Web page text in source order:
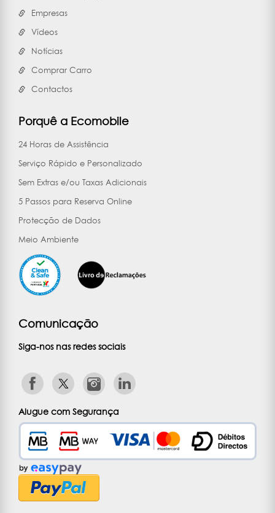
Empresas
Vídeos
Notícias
Comprar Carro
Contactos
Porquê a Ecomobile
24 Horas de Assistência
Serviço Rápido e Personalizado
Sem Extras e/ou Taxas Adicionais
5 Passos para Reserva Online
Protecção de Dados
Meio Ambiente
Comunicação
Siga-nos nas redes sociais
Alugue com Segurança